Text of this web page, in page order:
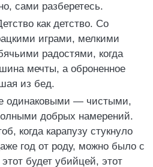
сами разберетесь.
как детство. Со
играми, мелкими
радостями, когда
мечты, а оброненное
из бед.
одинаковыми — чистыми,
добрых намерений.
когда карапузу стукнуло
год от роду, можно было с
будет убийцей, этот